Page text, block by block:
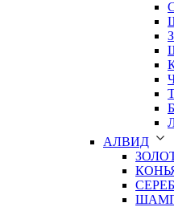
АЛВИД